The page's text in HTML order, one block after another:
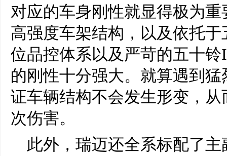
对应的车身刚性就显得极为
高强度车架结构，以及依托
位品控体系以及严苛的五十
的刚性十分强大。就算遇到
证车辆结构不会发生形变，
次伤害。
此外，瑞迈还全系标配了